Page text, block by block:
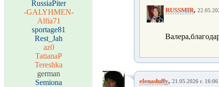
RussiaPiter
-GALYHMEN-
Alfia71
sportage81
Rest_Jah
az0
TatianaP
Tereshka
german
Semiona
RUSSMIR,
elenaduffy, 21.05.2026 г. 16:06